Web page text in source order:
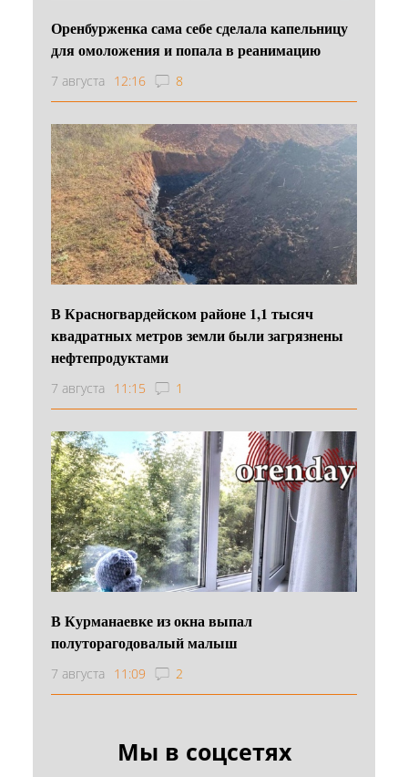
Оренбурженка сама себе сделала капельницу
для омоложения и попала в реанимацию
7 августа 12:16 8
В Красногвардейском районе 1,1 тысяч
квадратных метров земли были загрязнены
нефтепродуктами
7 августа 11:15 1
В Курманаевке из окна выпал
полуторагодовалый малыш
7 августа 11:09 2
Мы в соцсетях